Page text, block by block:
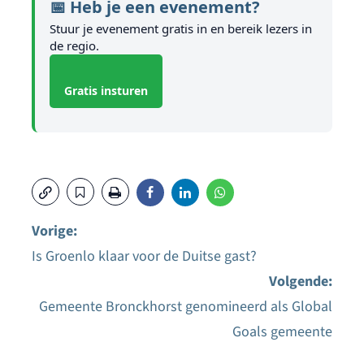
📅 Heb je een evenement?
Stuur je evenement gratis in en bereik lezers in
de regio.
Gratis insturen
navigatie
Vorige:
Is Groenlo klaar voor de Duitse gast?
Volgende:
Gemeente Bronckhorst genomineerd als Global
Goals gemeente